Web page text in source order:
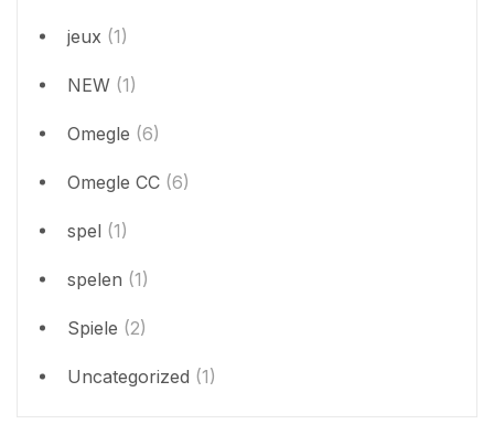
jeux (1)
NEW (1)
Omegle (6)
Omegle CC (6)
spel (1)
spelen (1)
Spiele (2)
Uncategorized (1)